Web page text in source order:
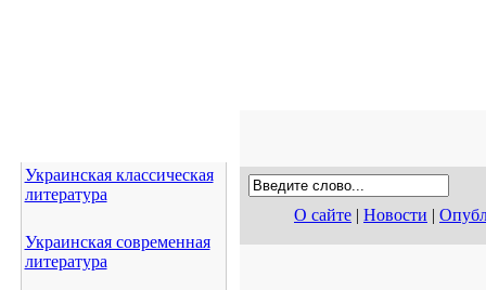
Украинская классическая
литература
Украинская современная
литература
О сайте | Новости |